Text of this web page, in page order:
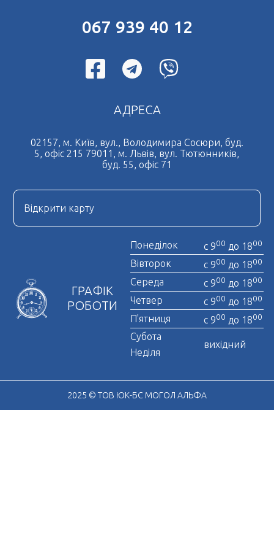
Переклад документів на французьку мову
Дублікат свідоцтва про шлюб
Легалізація документів
Дублікат свідоцтва про народження
Нотаріально завірена копія
067 939 40 12
АДРЕСА
02157, м. Київ, вул., Володимира Сосюри, буд.
5, офіс 215 79011, м. Львів, вул. Тютюнників,
буд. 55, офіс 71
Відкрити карту
ГРАФІК
РОБОТИ
Понеділок с 900 до 1800
Вівторок с 900 до 1800
Середа с 900 до 1800
Четвер с 900 до 1800
П'ятниця с 900 до 1800
Субота
вихідний
Неділя
2025 © ТОВ ЮК-БС МОГОЛ АЛЬФА